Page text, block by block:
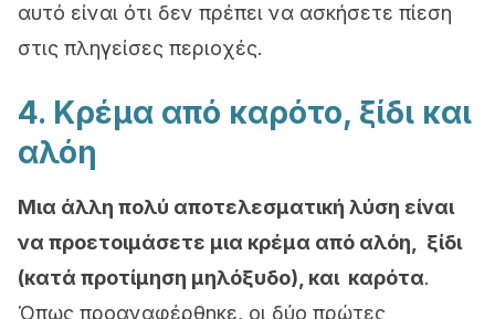
αυτό είναι ότι δεν πρέπει να ασκήσετε πίεση
στις πληγείσες περιοχές.
4. Κρέμα από καρότο, ξίδι και
αλόη
Μια άλλη πολύ αποτελεσματική λύση είναι
να προετοιμάσετε μια κρέμα από αλόη, ξίδι
(κατά προτίμηση μηλόξυδο), και καρότα.
Όπως προαναφέρθηκε, οι δύο πρώτες